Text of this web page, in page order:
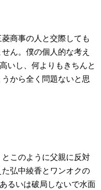
商事の人と交際しても
ん。僕の個人的な考え
いし、何よりもきちんと
から全く問題ないと思
このように父親に反対
弘中綾香とワンオクの
るいは破局しないで水面